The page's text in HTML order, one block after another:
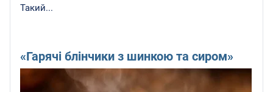
Такий...
«Гарячі блінчики з шинкою та сиром»